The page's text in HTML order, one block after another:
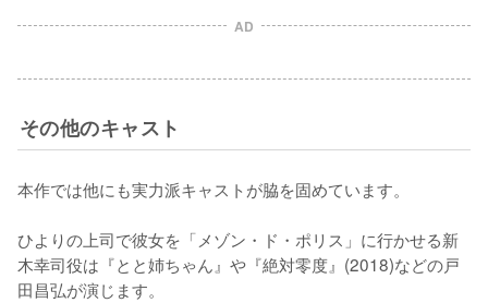
AD
その他のキャスト
本作では他にも実力派キャストが脇を固めています。
ひよりの上司で彼女を「メゾン・ド・ポリス」に行かせる新
木幸司役は『とと姉ちゃん』や『絶対零度』(2018)などの戸
田昌弘が演じます。